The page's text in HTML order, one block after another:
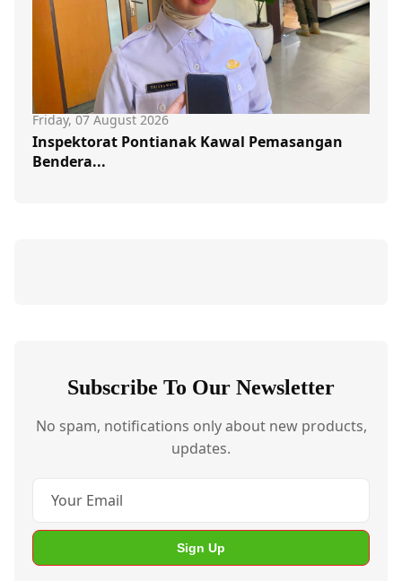
Friday, 07 August 2026
Inspektorat Pontianak Kawal Pemasangan
Bendera...
Subscribe To Our Newsletter
No spam, notifications only about new products,
updates.
Sign Up